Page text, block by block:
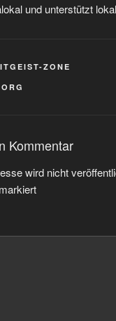
und unterstützt
ZONE
Kommentar
wird nicht
markiert